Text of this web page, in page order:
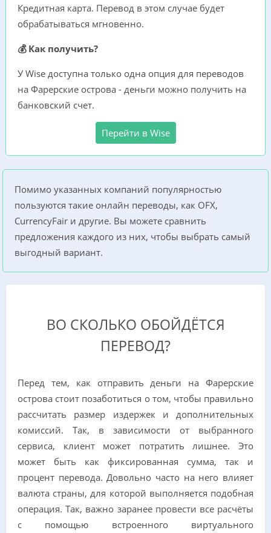
Кредитная карта. Перевод в этом случае будет
обрабатываться мгновенно.
💰 Как получить?
У Wise доступна только одна опция для переводов
на Фарерские острова - деньги можно получить на
банковский счет.
Перейти в Wise
Помимо указанных компаний популярностью
пользуются такие онлайн переводы, как OFX,
CurrencyFair и другие. Вы можете сравнить
предложения каждого из них, чтобы выбрать самый
выгодный вариант.
ВО СКОЛЬКО ОБОЙДЁТСЯ
ПЕРЕВОД?
Перед тем, как отправить деньги на Фарерские
острова стоит позаботиться о том, чтобы правильно
рассчитать размер издержек и дополнительных
комиссий. Так, в зависимости от выбранного
сервиса, клиент может потратить лишнее. Это
может быть как фиксированная сумма, так и
процент перевода. Довольно часто на него влияет
валюта страны, для которой выполняется подобная
операция. Так, важно заранее провести все расчёты
с помощью встроенного виртуального